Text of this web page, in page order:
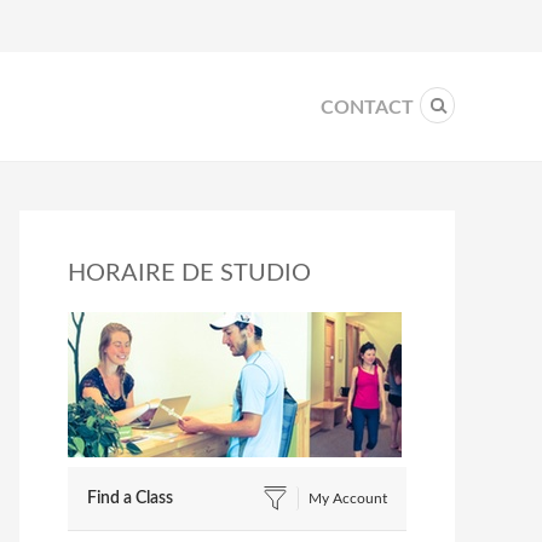
CONTACT
HORAIRE DE STUDIO
Find a Class My Account